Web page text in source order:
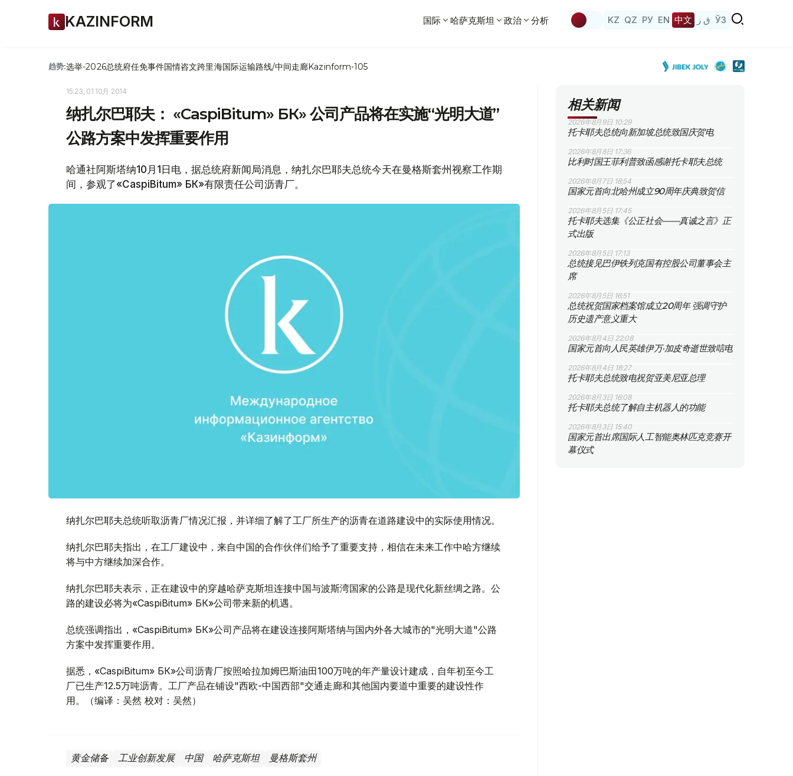
KAZINFORM 国际 哈萨克斯坦 政治 分析 KZ QZ РУ EN 中文 ق ز ЎЗ
趋势:选举-2026总统府任免事件国情咨文跨里海国际运输路线/中间走廊Kazinform-105
15:23, 01 10月 2014
纳扎尔巴耶夫： «CaspiBitum» БК» 公司产品将在实施“光明大道”
公路方案中发挥重要作用
哈通社阿斯塔纳10月1日电，据总统府新闻局消息，纳扎尔巴耶夫总统今天在曼格斯套州视察工作期
间，参观了«CaspiBitum» БК»有限责任公司沥青厂。
纳扎尔巴耶夫总统听取沥青厂情况汇报，并详细了解了工厂所生产的沥青在道路建设中的实际使用情况。
纳扎尔巴耶夫指出，在工厂建设中，来自中国的合作伙伴们给予了重要支持，相信在未来工作中哈方继续
将与中方继续加深合作。
纳扎尔巴耶夫表示，正在建设中的穿越哈萨克斯坦连接中国与波斯湾国家的公路是现代化新丝绸之路。公
路的建设必将为«CaspiBitum» БК»公司带来新的机遇。
总统强调指出，«CaspiBitum» БК»公司产品将在建设连接阿斯塔纳与国内外各大城市的"光明大道"公路
方案中发挥重要作用。
据悉，«CaspiBitum» БК»公司沥青厂按照哈拉加姆巴斯油田100万吨的年产量设计建成，自年初至今工
厂已生产12.5万吨沥青。工厂产品在铺设"西欧-中国西部"交通走廊和其他国内要道中重要的建设性作
用。（编译：吴然 校对：吴然）
黄金储备 工业创新发展 中国 哈萨克斯坦 曼格斯套州
相关新闻
2026年8月9日 10:29
托卡耶夫总统向新加坡总统致国庆贺电
2026年8月8日 17:36
比利时国王菲利普致函感谢托卡耶夫总统
2026年8月7日 18:54
国家元首向北哈州成立90周年庆典致贺信
2026年8月5日 17:45
托卡耶夫选集《公正社会——真诚之言》正
式出版
2026年8月5日 17:13
总统接见巴伊铁列克国有控股公司董事会主
席
2026年8月5日 16:51
总统祝贺国家档案馆成立20周年 强调守护
历史遗产意义重大
2026年8月4日 22:08
国家元首向人民英雄伊万·加皮奇逝世致唁电
2026年8月4日 18:27
托卡耶夫总统致电祝贺亚美尼亚总理
2026年8月3日 16:08
托卡耶夫总统了解自主机器人的功能
2026年8月3日 15:40
国家元首出席国际人工智能奥林匹克竞赛开
幕仪式